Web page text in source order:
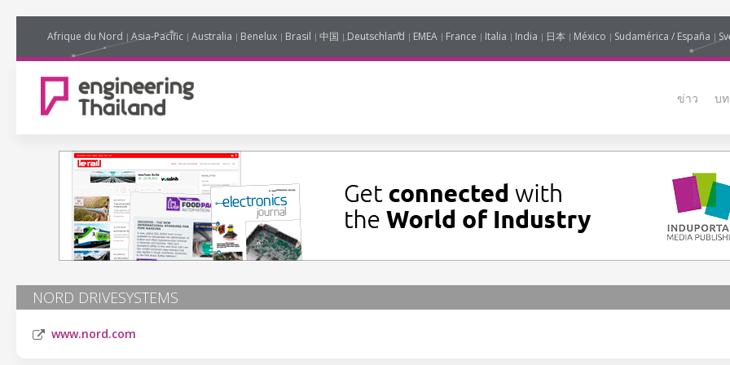
Afrique du Nord Asia-Pacific Australia Benelux Brasil 中国 Deutschland EMEA France Italia India 日本 México Sudamérica / España
ข่าว บ
NORD DRIVESYSTEMS
www.nord.com